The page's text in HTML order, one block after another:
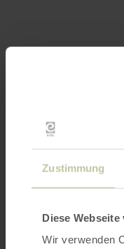
Zustimmung
Diese
Wir verwenden